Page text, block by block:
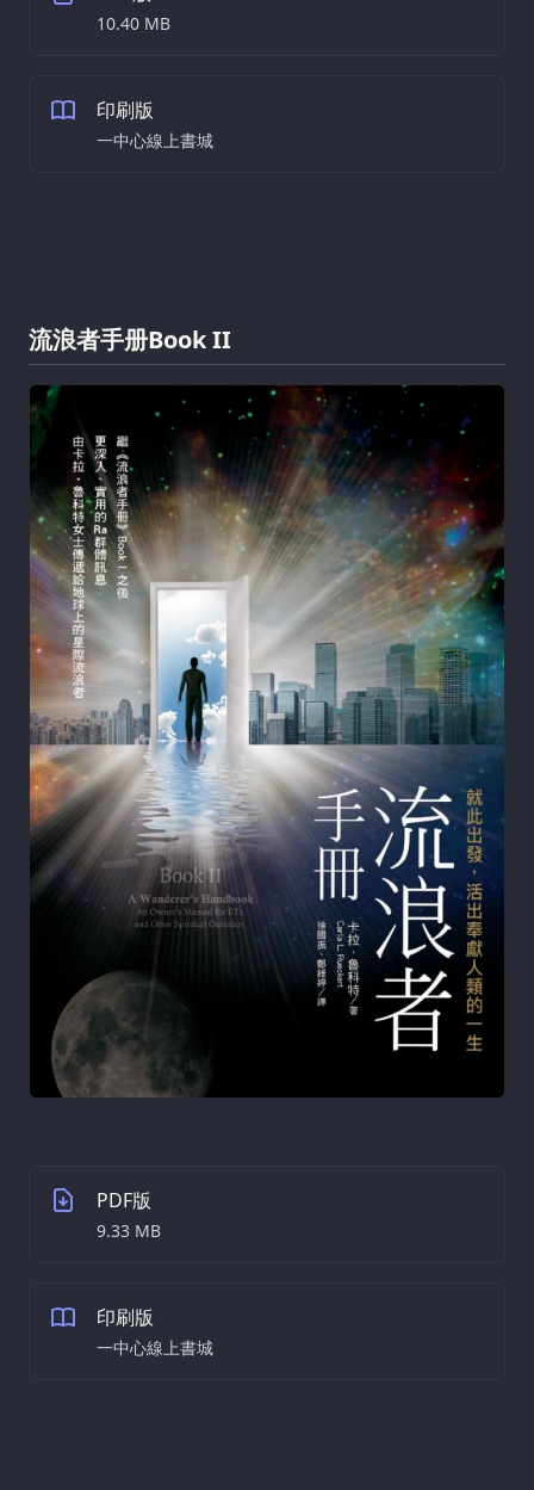
10.40 MB
印刷版
一中心線上書城
流浪者手册Book II
PDF版
9.33 MB
印刷版
一中心線上書城